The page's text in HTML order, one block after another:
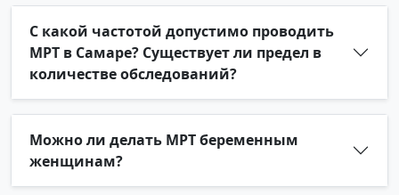
С какой частотой допустимо проводить
МРТ в Самаре? Существует ли предел в
количестве обследований?
Можно ли делать МРТ беременным
женщинам?